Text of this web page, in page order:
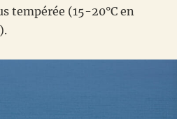
tempérée (15-20°C en